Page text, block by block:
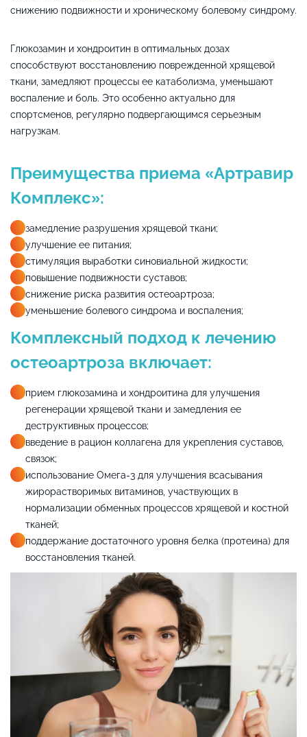
снижению подвижности и хроническому болевому синдрому.
Глюкозамин и хондроитин в оптимальных дозах
способствуют восстановлению поврежденной хрящевой
ткани, замедляют процессы ее катаболизма, уменьшают
воспаление и боль. Это особенно актуально для
спортсменов, регулярно подвергающимся серьезным
нагрузкам.
Преимущества приема «Артравир
Комплекс»:
замедление разрушения хрящевой ткани;
улучшение ее питания;
стимуляция выработки синовиальной жидкости;
повышение подвижности суставов;
снижение риска развития остеоартроза;
уменьшение болевого синдрома и воспаления;
Комплексный подход к лечению
остеоартроза включает:
прием глюкозамина и хондроитина для улучшения
регенерации хрящевой ткани и замедления ее
деструктивных процессов;
введение в рацион коллагена для укрепления суставов,
связок;
использование Омега-3 для улучшения всасывания
жирорастворимых витаминов, участвующих в
нормализации обменных процессов хрящевой и костной
тканей;
поддержание достаточного уровня белка (протеина) для
восстановления тканей.